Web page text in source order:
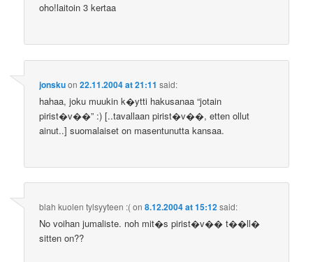
oho!laitoin 3 kertaa
jonskuon22.11.2004 at 21:11 said:
hahaa, joku muukin k�ytti hakusanaa “jotain
pirist�v��” :) [..tavallaan pirist�v��, etten ollut
ainut..] suomalaiset on masentunutta kansaa.
blah kuolen tylsyyteen :(on8.12.2004 at 15:12said:
No voihan jumaliste. noh mit�s pirist�v�� t��ll�
sitten on??